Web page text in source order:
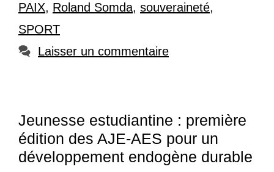
PAIX, Roland Somda, souveraineté,
SPORT
Laisser un commentaire
Jeunesse estudiantine : première
édition des AJE-AES pour un
développement endogène durable